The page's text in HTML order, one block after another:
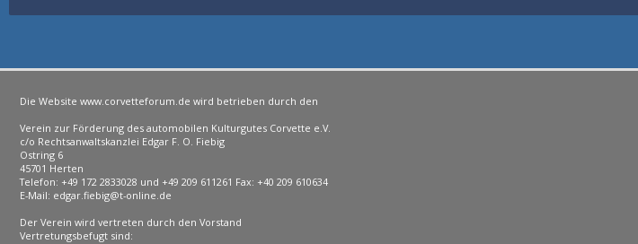
Die Website www.corvetteforum.de wird betrieben durch den
Verein zur Förderung des automobilen Kulturgutes Corvette e.V.
c/o Rechtsanwaltskanzlei Edgar F. O. Fiebig
Ostring 6
45701 Herten
Telefon: +49 172 2833028 und +49 209 611261 Fax: +40 209 610634
E-Mail: edgar.fiebig@t-online.de
Der Verein wird vertreten durch den Vorstand
Vertretungsbefugt sind: